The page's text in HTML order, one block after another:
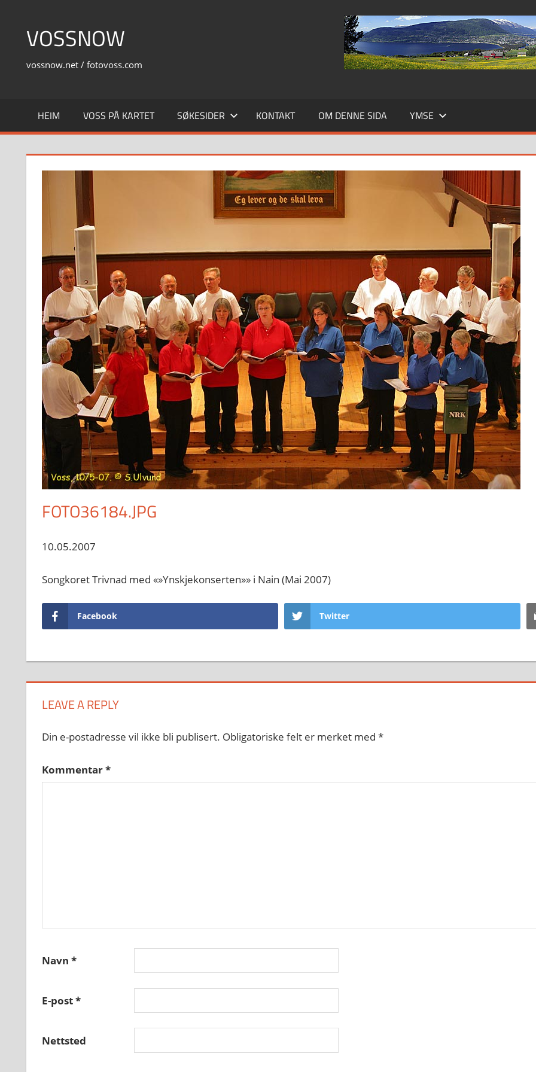
contentVOSSNOW
vossnow.net / fotovoss.com
HEIM VOSS PÅ KARTET SØKESIDER KONTAKT OM DENNE SIDA YMSE
FOTO36184.JPG
10.05.2007
Songkoret Trivnad med «»Ynskjekonserten»» i Nain (Mai 2007)
Facebook Twitter
LEAVE A REPLY
Din e-postadresse vil ikke bli publisert. Obligatoriske felt er merket med *
Kommentar*
Navn *
E-post*
Nettsted